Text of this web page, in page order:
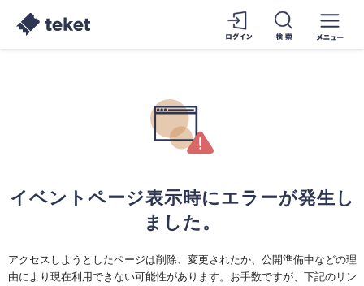
イベントページ表示時にエラーが発生し
ました。
アクセスしようとしたページは削除、変更されたか、公開準備中などの理
由により現在利用できない可能性があります。お手数ですが、下記のリン